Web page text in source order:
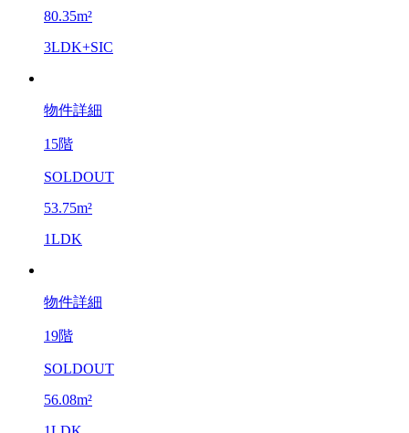
80.35m²
3LDK+SIC
物件詳細
15階
SOLDOUT
53.75m²
1LDK
物件詳細
19階
SOLDOUT
56.08m²